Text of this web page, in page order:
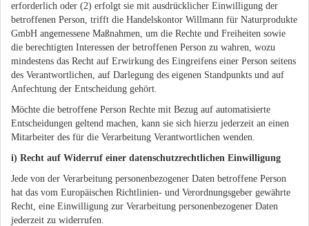
erforderlich oder (2) erfolgt sie mit ausdrücklicher Einwilligung der
betroffenen Person, trifft die Handelskontor Willmann für Naturprodukte
GmbH angemessene Maßnahmen, um die Rechte und Freiheiten sowie
die berechtigten Interessen der betroffenen Person zu wahren, wozu
mindestens das Recht auf Erwirkung des Eingreifens einer Person seitens
des Verantwortlichen, auf Darlegung des eigenen Standpunkts und auf
Anfechtung der Entscheidung gehört.
Möchte die betroffene Person Rechte mit Bezug auf automatisierte
Entscheidungen geltend machen, kann sie sich hierzu jederzeit an einen
Mitarbeiter des für die Verarbeitung Verantwortlichen wenden.
i) Recht auf Widerruf einer datenschutzrechtlichen Einwilligung
Jede von der Verarbeitung personenbezogener Daten betroffene Person
hat das vom Europäischen Richtlinien- und Verordnungsgeber gewährte
Recht, eine Einwilligung zur Verarbeitung personenbezogener Daten
jederzeit zu widerrufen.